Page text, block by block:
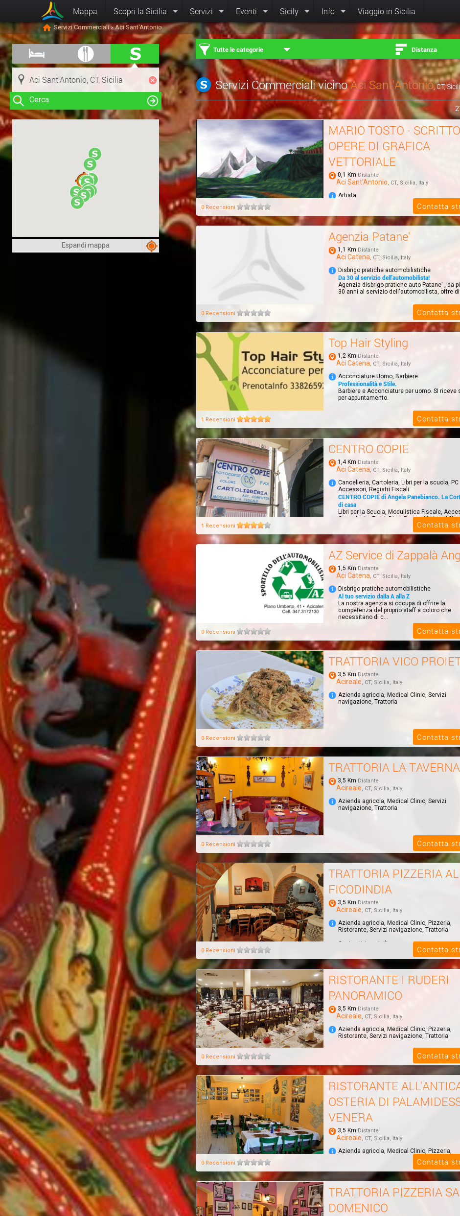
Mappa Scopri la Sicilia Servizi Eventi Sicily Info Viaggio in Sicilia
Servizi Commerciali > Aci Sant'Antonio
Cerca
Clicca su una risorsa nella mappa
per visualizzare le informazioni
Espandi mappa
Tutte le categorie Distanza
Servizi Commerciali vicinoAci Sant'Antonio, CT,
MARIO TOSTO -
OPERE DI GRAFICA
VETTORIALE
0,1 Km Distante
Aci Sant'Antonio, CT, Sicilia, Italy
Artista
SCRITTORE - DISEGNATORE OPERE GRAFICA
VETTORIALE
0 Recensioni Contatta
Agenzia Patane'
1,1 Km Distante
Aci Catena, CT, Sicilia, Italy
Disbrigo pratiche automobilistiche
Da 30 al servizio dell'automobilista!
Agenzia disbrigo pratiche auto Patane' , da
30 anni al servizio dell'automobilista, offre di...
0 Recensioni Contatta
Top Hair Styling
1,2 Km Distante
Aci Catena, CT, Sicilia, Italy
Acconciature Uomo, Barbiere
Professionalità e Stile.
Barbiere e Acconciature per uomo. SI riceve
per appuntamento.
1 Recensioni Contatta
CENTRO COPIE
1,4 Km Distante
Aci Catena, CT, Sicilia, Italy
Cancelleria, Cartoleria, Libri per la scuola, PC
Accessori, Registri Fiscali
CENTRO COPIE di Angela Panebianco. La
di casa
Libri per la Scuola, Modulistica Fiscale,
Cancelleria, Zaini, Diari, Penne, Libri per Uff...
1 Recensioni Contatta
AZ Service di Zappalà
1,5 Km Distante
Aci Catena, CT, Sicilia, Italy
Disbrigo pratiche automobilistiche
Al tuo servizio dalla A alla Z
La nostra agenzia si occupa di offrire la
competenza del proprio staff a coloro che
necessitano di c...
0 Recensioni Contatta
TRATTORIA VICO
3,5 Km Distante
Acireale, CT, Sicilia, Italy
Azienda agricola, Medical Clinic, Servizi
navigazione, Trattoria
0 Recensioni Contatta
TRATTORIA LA TAVERNA
3,5 Km Distante
Acireale, CT, Sicilia, Italy
Azienda agricola, Medical Clinic, Servizi
navigazione, Trattoria
0 Recensioni Contatta
TRATTORIA PIZZERIA AL
FICODINDIA
3,5 Km Distante
Acireale, CT, Sicilia, Italy
Azienda agricola, Medical Clinic, Pizzeria,
Ristorante, Servizi navigazione, Trattoria
Cucina tipica siciliana
0 Recensioni Contatta
RISTORANTE I RUDERI
PANORAMICO
3,5 Km Distante
Acireale, CT, Sicilia, Italy
Azienda agricola, Medical Clinic, Pizzeria,
Ristorante, Servizi navigazione, Trattoria
0 Recensioni Contatta
RISTORANTE
OSTERIA DI
VENERA
3,5 Km Distante
Acireale, CT, Sicilia, Italy
Azienda agricola, Medical Clinic, Pizzeria,
0 Recensioni Contatta
TRATTORIA PIZZERIA
DOMENICO